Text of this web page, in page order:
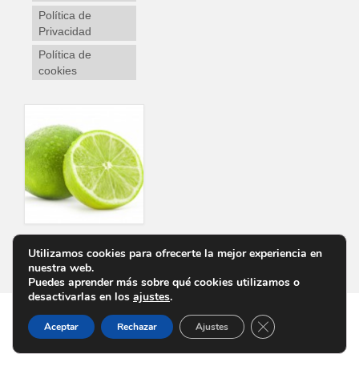
Política de
Privacidad
Política de
cookies
Personalizar Cookies Aviso Legal Política de Privacidad Política de cookies
Utilizamos cookies para ofrecerte la mejor experiencia en
nuestra web.
Puedes aprender más sobre qué cookies utilizamos o
desactivarlas en los ajustes.
Aceptar Rechazar Ajustes Cerrar el banner